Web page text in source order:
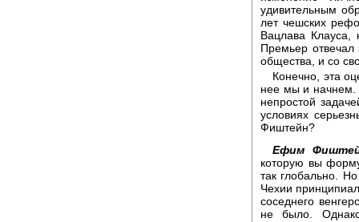
удивительным
лет чешских
Вацлава Клауса,
Премьер отвечал
общества, и со
Конечно, эта
нее мы и начнем.
непростой
условиях
Фиштейн?
Ефим
которую вы
так глобально.
Чехии
соседнего
не было.